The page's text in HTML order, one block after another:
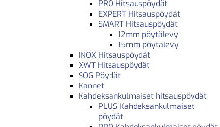
PRO Hitsauspöydät
EXPERT Hitsauspöydät
SMART Hitsauspöydät
12mm pöytälevy
15mm pöytälevy
INOX Hitsauspöydät
XWT Hitsauspöydät
SOG Pöydät
Kannet
Kahdeksankulmaiset hitsauspöydät
PLUS Kahdeksankulmaiset
pöydät